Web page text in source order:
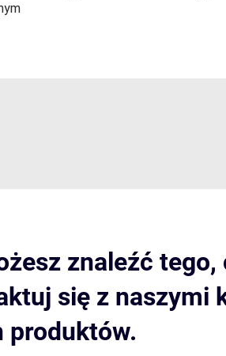
znaleźć tego,
się z naszymi
produktów.